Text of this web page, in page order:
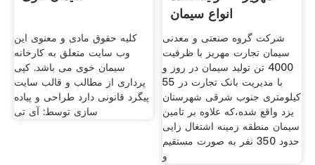
کلیه حقوق مادی و معنوی این
وب سایت متعلق به کارخانه
سیمان خوی می باشد. کپی
پرداری از مطالب و قالب سایت
پیگرد قانونی دارد طراحی و پیاده
سازی توسط: آی تی
انواع سیمان
شرکت گروه صنعتی و معدنی
سیمان تجارت مهریز با ظرفیت
4000 تن تولید سیمان در روز و
با مدیریت بانک تجارت در 55
کیلومتری جنوب شرقی شهرستان
یزد واقع شده،که علاوه بر تامین
سیمان منطقه زمینه اشتغال زایی
حدود 350 نفر به صورت مستقیم
و